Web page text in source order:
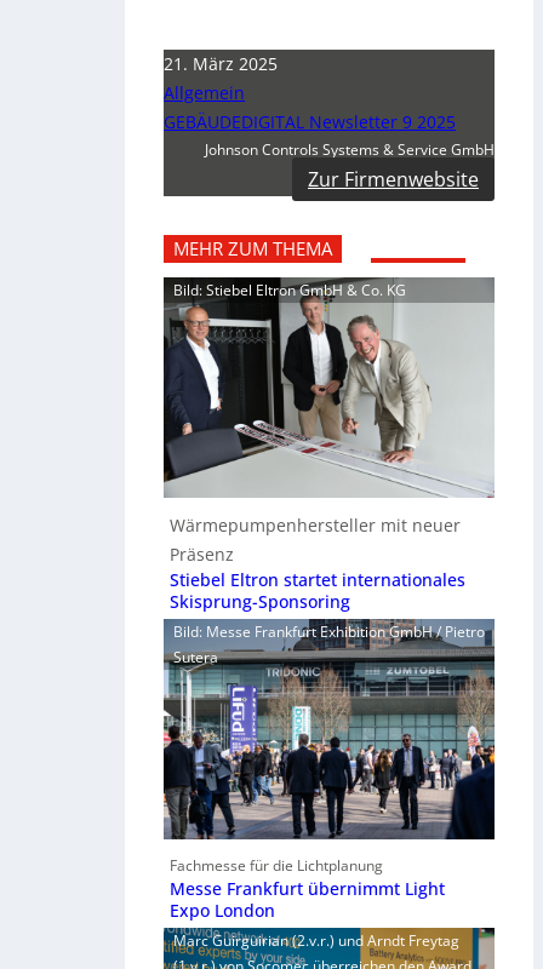
21. März 2025
Allgemein
GEBÄUDEDIGITAL Newsletter 9 2025
Johnson Controls Systems & Service GmbH
Zur Firmenwebsite
MEHR ZUM THEMA
Bild: Stiebel Eltron GmbH & Co. KG
Wärmepumpenhersteller mit neuer
Präsenz
Stiebel Eltron startet internationales
Skisprung-Sponsoring
Bild: Messe Frankfurt Exhibition GmbH / Pietro
Sutera
Fachmesse für die Lichtplanung
Messe Frankfurt übernimmt Light
Expo London
Marc Guirguirian (2.v.r.) und Arndt Freytag